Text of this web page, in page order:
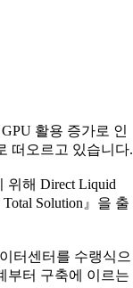
활용 증가로 인
떠오르고 있습니다.
위해 Direct Liquid
Solution』을 출
터센터를 수랭식으
부터 구축에 이르는